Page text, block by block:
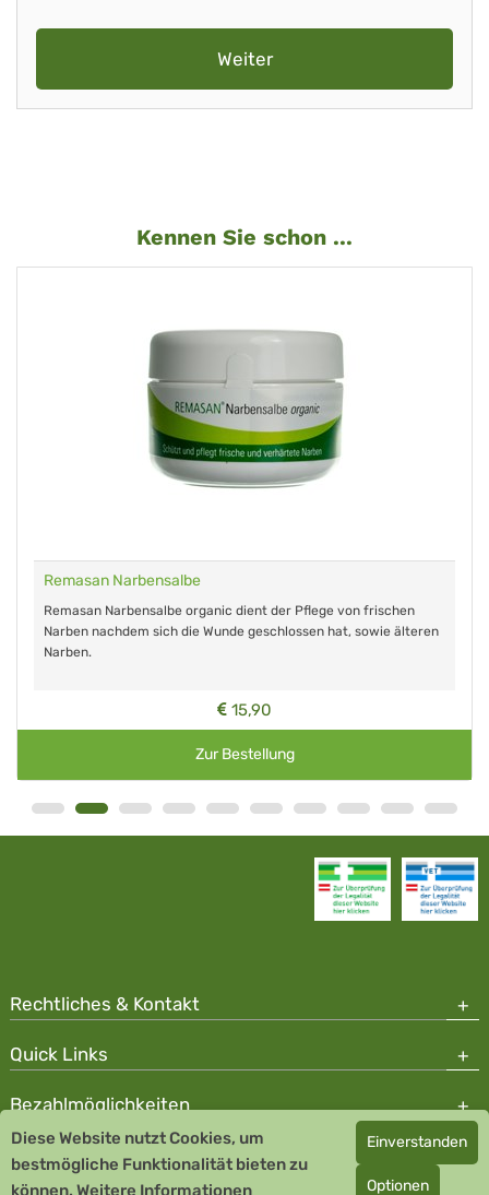
Weiter
Kennen Sie schon ...
Remasan Narbensalbe
Remasan Narbensalbe organic dient der Pflege von frischen
Narben nachdem sich die Wunde geschlossen hat, sowie älteren
Narben.
15,90
Zur Bestellung
Rechtliches & Kontakt
Quick Links
Bezahlmöglichkeiten
Copyright © 2026 Team Santé Salvator Apotheke - GDP zertifiziert
Remedia Homöopathie GmbH GMP zertifizierter Arzneihersteller
Diese Website nutzt Cookies, um
bestmögliche Funktionalität bieten zu
können. Weitere Informationen
Einverstanden
Optionen